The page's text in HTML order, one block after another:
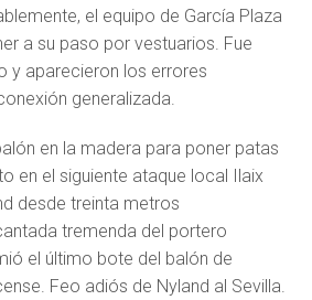
el equipo de García Plaza
a su paso por vestuarios. Fue
y aparecieron los errores
generalizada.
en la madera para poner patas
en el siguiente ataque local Ilaix
desde treinta metros
tremenda del portero
el último bote del balón de
Feo adiós de Nyland al Sevilla.